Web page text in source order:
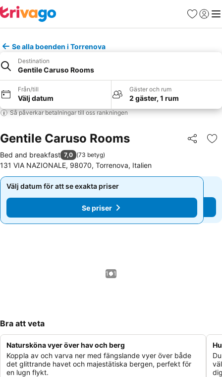
Favoriter
Logga
Se alla boenden i Torrenova
Destination
Gentile Caruso Rooms
Från/till
Välj datum
Gäster och rum
2 gäster, 1 rum
Så påverkar betalningar till oss rankningen
Gentile Caruso Rooms Dela
Bed and breakfast 7,0 (73 betyg)
131 VIA NAZIONALE, 98070, Torrenova, Italien
Välj datum för att se exakta priser
Se priser
Välj datum för att se exakta priser
Se priser
1 / 1
Bra att veta
Natursköna vyer över hav och berg
Koppla av och varva ner med fängslande vyer över både
det glittrande havet och majestätiska bergen, perfekt för
en lugn flykt.